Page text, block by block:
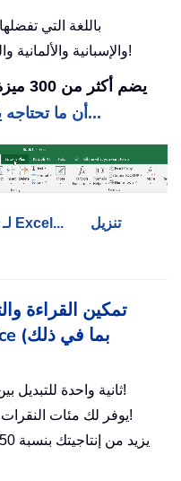
والإسبانية والألمانية والفرنسية والصينية و40+ لغات أخرى!
Kutools لـ Excel يضم أكثر من 300 ميزة،
أن ما تحتاجه يكون على بعد نقرة واحدة فقط...
مزيد من التفاصيل حول Kutools لـ Excel...
تنزيل
ثانية واحدة للتبديل بين عشرات المستندات المفتوحة!
يوفر لك مئات النقرات يوميًا، وقل وداعًا لألم يد الفأرة!